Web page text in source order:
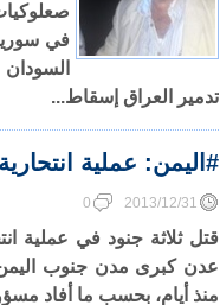
في
تدمير العراق إسقاط...
#اليمن: عملية
2013/12/31
0
قتل ثلاثة جنود في عملية
عدن كبرى مدن جنوب
منذ أيام، بحسب ما أفاد